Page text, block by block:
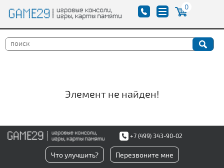
0
Элемент не найден!
+7 (499) 343-90-02
Что улучшить? Перезвоните мне